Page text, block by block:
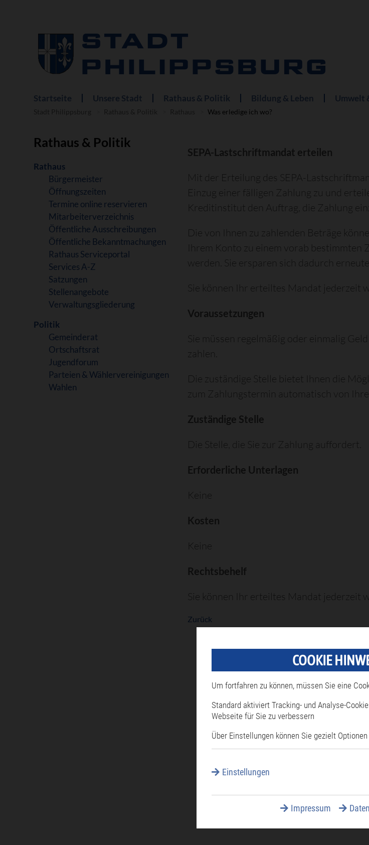
Navigation
überspringen
Startseite Unsere Stadt Rathaus & Politik Bildung & Leben Umwelt
Was erledige ich wo?
Rathaus & Politik
Navigation
überspringen
Rathaus
Bürgermeister
Öffnungszeiten
Termine online reservieren
Mitarbeiterverzeichnis
Öffentliche Ausschreibungen
Öffentliche Bekanntmachungen
Rathaus Serviceportal
Services A-Z
Satzungen
Stellenangebote
Verwaltungsgliederung
Politik
Gemeinderat
Ortschaftsrat
Jugendforum
Parteien & Wählervereinigungen
Wahlen
SEPA-Lastschriftmandat erteilen
Mit der Erteilung des SEPA-
Einzug einer fälligen Zahlung zu und
Kreditinstitut den Auftrag, die Zahlung
Die von Ihnen zu zahlenden Beträge
Ihrem Konto zu einem vorab bestimmten
werden. Sie ersparen sich dadurch
Sie können Ihr erteiltes Mandat jederzeit
Voraussetzungen
Sie müssen regelmäßig oder einmalig
zahlen.
Die zuständige Stelle bietet Ihnen die
zum Zahlungstermin automatisch von
Zuständige Stelle
Die Stelle, die Sie zur Zahlung auffordert.
Erforderliche Unterlagen
Keine
Kosten
Keine
Rechtsbehelf
Sie können Ihr erteiltes Mandat jederzeit
Zurück
COOKIE
Um fortfahren zu können, müssen Sie eine
Standard aktiviert Tracking- und Analyse-
Webseite für Sie zu verbessern
Über Einstellungen können Sie gezielt
Einstellungen
Impressum